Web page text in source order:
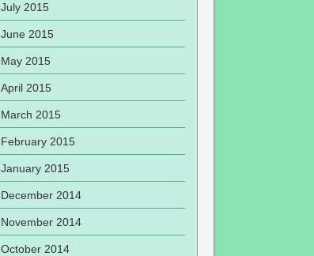
July 2015
June 2015
May 2015
April 2015
March 2015
February 2015
January 2015
December 2014
November 2014
October 2014